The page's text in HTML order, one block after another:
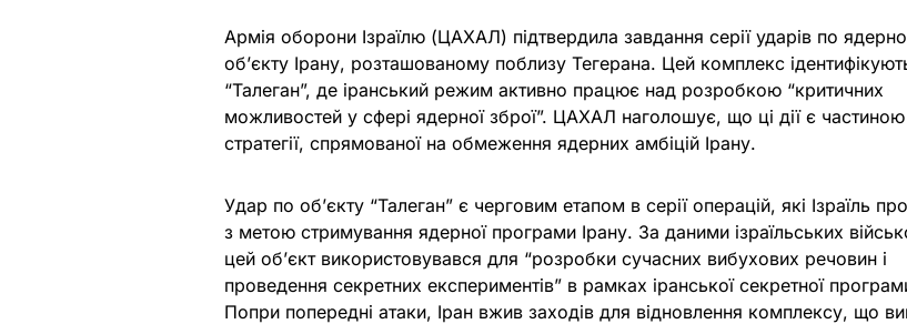
Армія оборони Ізраїлю (ЦАХАЛ) підтвердила завдання серії ударів по
об’єкту Ірану, розташованому поблизу Тегерана. Цей комплекс
“Талеган”, де іранський режим активно працює над розробкою “критичних
можливостей у сфері ядерної зброї”. ЦАХАЛ наголошує, що ці дії є
стратегії, спрямованої на обмеження ядерних амбіцій Ірану.
Удар по об’єкту “Талеган” є черговим етапом в серії операцій, які Ізраїль
з метою стримування ядерної програми Ірану. За даними ізраїльських
цей об’єкт використовувався для “розробки сучасних вибухових речовин і
проведення секретних експериментів” в рамках іранської секретної
Попри попередні атаки, Іран вжив заходів для відновлення комплексу, що